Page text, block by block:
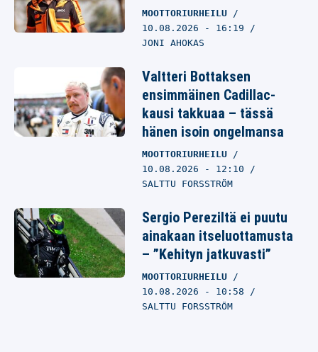
MOOTTORIURHEILU
10.08.2026 - 16:19
JONI AHOKAS
Valtteri Bottaksen
ensimmäinen Cadillac-
kausi takkuaa – tässä
hänen isoin ongelmansa
MOOTTORIURHEILU
10.08.2026 - 12:10
SALTTU FORSSTRÖM
Sergio Pereziltä ei puutu
ainakaan itseluottamusta
– ”Kehityn jatkuvasti”
MOOTTORIURHEILU
10.08.2026 - 10:58
SALTTU FORSSTRÖM